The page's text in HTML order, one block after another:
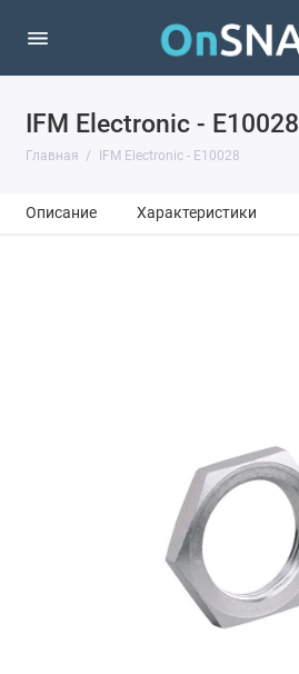
IFM Electronic - E10028
Главная IFM Electronic - E10028
Описание Характеристики